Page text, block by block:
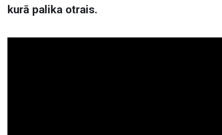
kurā palika otrais.